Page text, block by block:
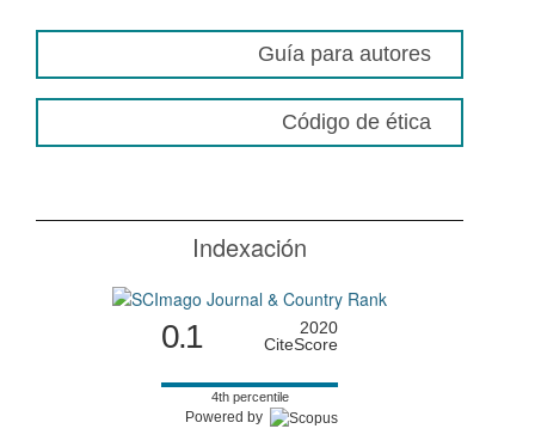
Guía para autores
Código de ética
Indexación
0.1
2020
CiteScore
4th percentile
Powered by